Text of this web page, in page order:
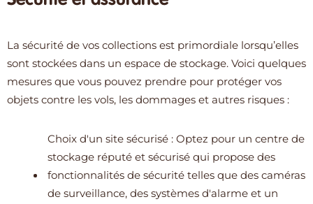
La sécurité de vos collections est primordiale lorsqu’elles
sont stockées dans un espace de stockage. Voici quelques
mesures que vous pouvez prendre pour protéger vos
objets contre les vols, les dommages et autres risques :
Choix d'un site sécurisé : Optez pour un centre de
stockage réputé et sécurisé qui propose des
fonctionnalités de sécurité telles que des caméras
de surveillance, des systèmes d'alarme et un